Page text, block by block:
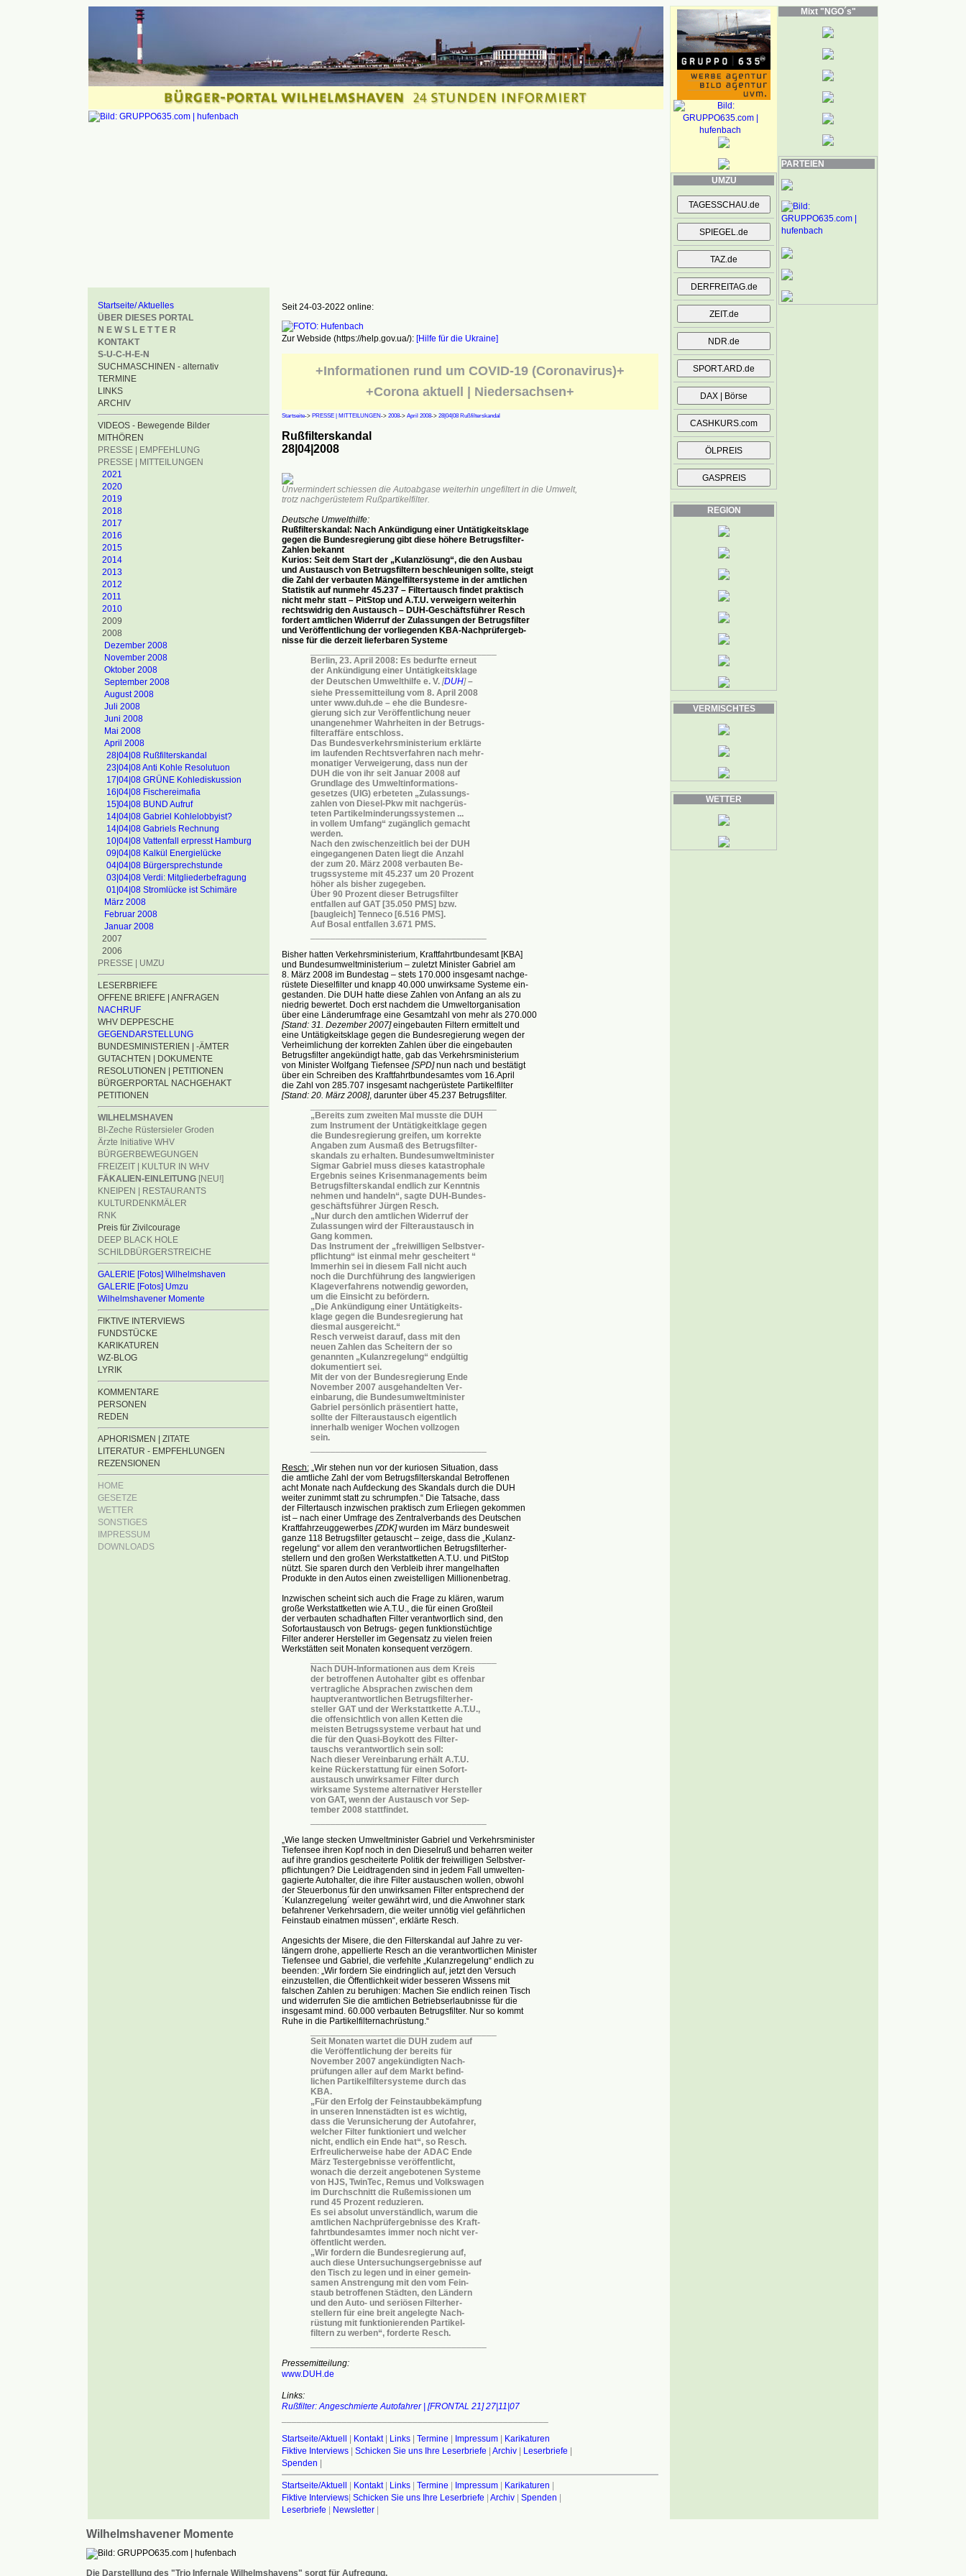
UMZU
REGION
VERMISCHTES
WETTER
Mixt "NGO´s"
PARTEIEN
Startseite/ Aktuelles
ÜBER DIESES PORTAL
N E W S L E T T E R
KONTAKT
S-U-C-H-E-N
SUCHMASCHINEN - alternativ
TERMINE
LINKS
ARCHIV
VIDEOS - Bewegende Bilder
MITHÖREN
PRESSE | EMPFEHLUNG
PRESSE | MITTEILUNGEN
2021
2020
2019
2018
2017
2016
2015
2014
2013
2012
2011
2010
2009
2008
Dezember 2008
November 2008
Oktober 2008
September 2008
August 2008
Juli 2008
Juni 2008
Mai 2008
April 2008
28|04|08 Rußfilterskandal
23|04|08 Anti Kohle Resolutuon
17|04|08 GRÜNE Kohlediskussion
16|04|08 Fischereimafia
15]04|08 BUND Aufruf
14|04|08 Gabriel Kohlelobbyist?
14|04|08 Gabriels Rechnung
10|04|08 Vattenfall erpresst Hamburg
09|04|08 Kalkül Energielücke
04|04|08 Bürgersprechstunde
03|04|08 Verdi: Mitgliederbefragung
01|04|08 Stromlücke ist Schimäre
März 2008
Februar 2008
Januar 2008
2007
2006
PRESSE | UMZU
LESERBRIEFE
OFFENE BRIEFE | ANFRAGEN
NACHRUF
WHV DEPPESCHE
GEGENDARSTELLUNG
BUNDESMINISTERIEN | -ÄMTER
GUTACHTEN | DOKUMENTE
RESOLUTIONEN | PETITIONEN
BÜRGERPORTAL NACHGEHAKT
PETITIONEN
WILHELMSHAVEN
BI-Zeche Rüstersieler Groden
Ärzte Initiative WHV
BÜRGERBEWEGUNGEN
FREIZEIT | KULTUR IN WHV
FÄKALIEN-EINLEITUNG [NEU!]
KNEIPEN | RESTAURANTS
KULTURDENKMÄLER
RNK
Preis für Zivilcourage
DEEP BLACK HOLE
SCHILDBÜRGERSTREICHE
GALERIE [Fotos] Wilhelmshaven
GALERIE [Fotos] Umzu
Wilhelmshavener Momente
FIKTIVE INTERVIEWS
FUNDSTÜCKE
KARIKATUREN
WZ-BLOG
LYRIK
KOMMENTARE
PERSONEN
REDEN
APHORISMEN | ZITATE
LITERATUR - EMPFEHLUNGEN
REZENSIONEN
HOME
GESETZE
WETTER
SONSTIGES
IMPRESSUM
DOWNLOADS
Seit 24-03-2022 online:
Zur Webside (https://help.gov.ua/): [Hilfe für die Ukraine]
+Informationen rund um COVID-19 (Coronavirus)+
+Corona aktuell | Niedersachsen+
Startseite-> PRESSE | MITTEILUNGEN-> 2008-> April 2008-> 28|04|08 Rußfilterskandal
Rußfilterskandal
28|04|2008
Unvermindert schiessen die Autoabgase weiterhin ungefiltert in die Umwelt,
trotz nachgerüstetem Rußpartikelfilter.
Deutsche Umwelthilfe:
Rußfilterskandal: Nach Ankündigung einer Untätigkeitsklage
gegen die Bundesregierung gibt diese höhere Betrugsfilter-
Zahlen bekannt
Kurios: Seit dem Start der „Kulanzlösung“, die den Ausbau
und Austausch von Betrugsfiltern beschleunigen sollte, steigt
die Zahl der verbauten Mängelfiltersysteme in der amtlichen
Statistik auf nunmehr 45.237 – Filtertausch findet praktisch
nicht mehr statt – PitStop und A.T.U. verweigern weiterhin
rechtswidrig den Austausch – DUH-Geschäftsführer Resch
fordert amtlichen Widerruf der Zulassungen der Betrugsfilter
und Veröffentlichung der vorliegenden KBA-Nachprüfergeb-
nisse für die derzeit lieferbaren Systeme
Berlin, 23. April 2008: Es bedurfte erneut
der Ankündigung einer Untätigkeitsklage
der Deutschen Umwelthilfe e. V. [DUH]–
siehe Pressemitteilung vom 8. April 2008
unter www.duh.de – ehe die Bundesre-
gierung sich zur Veröffentlichung neuer
unangenehmer Wahrheiten in der Betrugs-
filteraffäre entschloss.
Das Bundesverkehrsministerium erklärte
im laufenden Rechtsverfahren nach mehr-
monatiger Verweigerung, dass nun der
DUH die von ihr seit Januar 2008 auf
Grundlage des Umweltinformations-
gesetzes (UIG) erbeteten „Zulassungs-
zahlen von Diesel-Pkw mit nachgerüs-
teten Partikelminderungssystemen ...
in vollem Umfang“ zugänglich gemacht
werden.
Nach den zwischenzeitlich bei der DUH
eingegangenen Daten liegt die Anzahl
der zum 20. März 2008 verbauten Be-
trugssysteme mit 45.237 um 20 Prozent
höher als bisher zugegeben.
Über 90 Prozent dieser Betrugsfilter
entfallen auf GAT [35.050 PMS] bzw.
[baugleich] Tenneco [6.516 PMS].
Auf Bosal entfallen 3.671 PMS.
Bisher hatten Verkehrsministerium, Kraftfahrtbundesamt [KBA]
und Bundesumweltministerium – zuletzt Minister Gabriel am
8. März 2008 im Bundestag – stets 170.000 insgesamt nachge-
rüstete Dieselfilter und knapp 40.000 unwirksame Systeme ein-
gestanden. Die DUH hatte diese Zahlen von Anfang an als zu
niedrig bewertet. Doch erst nachdem die Umweltorganisation
über eine Länderumfrage eine Gesamtzahl von mehr als 270.000
[Stand: 31. Dezember 2007]eingebauten Filtern ermittelt und
eine Untätigkeitsklage gegen die Bundesregierung wegen der
Verheimlichung der korrekten Zahlen über die eingebauten
Betrugsfilter angekündigt hatte, gab das Verkehrsministerium
von Minister Wolfgang Tiefensee [SPD]nun nach und bestätigt
über ein Schreiben des Kraftfahrtbundesamtes vom 16.April
die Zahl von 285.707 insgesamt nachgerüstete Partikelfilter
[Stand: 20. März 2008], darunter über 45.237 Betrugsfilter.
„Bereits zum zweiten Mal musste die DUH
zum Instrument der Untätigkeitklage gegen
die Bundesregierung greifen, um korrekte
Angaben zum Ausmaß des Betrugsfilter-
skandals zu erhalten. Bundesumweltminister
Sigmar Gabriel muss dieses katastrophale
Ergebnis seines Krisenmanagements beim
Betrugsfilterskandal endlich zur Kenntnis
nehmen und handeln“, sagte DUH-Bundes-
geschäftsführer Jürgen Resch.
„Nur durch den amtlichen Widerruf der
Zulassungen wird der Filteraustausch in
Gang kommen.
Das Instrument der „freiwilligen Selbstver-
pflichtung“ ist einmal mehr gescheitert “
Immerhin sei in diesem Fall nicht auch
noch die Durchführung des langwierigen
Klageverfahrens notwendig geworden,
um die Einsicht zu befördern.
„Die Ankündigung einer Untätigkeits-
klage gegen die Bundesregierung hat
diesmal ausgereicht.“
Resch verweist darauf, dass mit den
neuen Zahlen das Scheitern der so
genannten „Kulanzregelung“ endgültig
dokumentiert sei.
Mit der von der Bundesregierung Ende
November 2007 ausgehandelten Ver-
einbarung, die Bundesumweltminister
Gabriel persönlich präsentiert hatte,
sollte der Filteraustausch eigentlich
innerhalb weniger Wochen vollzogen
sein.
Resch:„Wir stehen nun vor der kuriosen Situation, dass
die amtliche Zahl der vom Betrugsfilterskandal Betroffenen
acht Monate nach Aufdeckung des Skandals durch die DUH
weiter zunimmt statt zu schrumpfen.“ Die Tatsache, dass
der Filtertausch inzwischen praktisch zum Erliegen gekommen
ist – nach einer Umfrage des Zentralverbands des Deutschen
Kraftfahrzeuggewerbes [ZDK]wurden im März bundesweit
ganze 118 Betrugsfilter getauscht – zeige, dass die „Kulanz-
regelung“ vor allem den verantwortlichen Betrugsfilterher-
stellern und den großen Werkstattketten A.T.U. und PitStop
nützt. Sie sparen durch den Verbleib ihrer mangelhaften
Produkte in den Autos einen zweistelligen Millionenbetrag.
Inzwischen scheint sich auch die Frage zu klären, warum
große Werkstattketten wie A.T.U., die für einen Großteil
der verbauten schadhaften Filter verantwortlich sind, den
Sofortaustausch von Betrugs- gegen funktionstüchtige
Filter anderer Hersteller im Gegensatz zu vielen freien
Werkstätten seit Monaten konsequent verzögern.
Nach DUH-Informationen aus dem Kreis
der betroffenen Autohalter gibt es offenbar
vertragliche Absprachen zwischen dem
hauptverantwortlichen Betrugsfilterher-
steller GAT und der Werkstattkette A.T.U.,
die offensichtlich von allen Ketten die
meisten Betrugssysteme verbaut hat und
die für den Quasi-Boykott des Filter-
tauschs verantwortlich sein soll:
Nach dieser Vereinbarung erhält A.T.U.
keine Rückerstattung für einen Sofort-
austausch unwirksamer Filter durch
wirksame Systeme alternativer Hersteller
von GAT, wenn der Austausch vor Sep-
tember 2008 stattfindet.
„Wie lange stecken Umweltminister Gabriel und Verkehrsminister
Tiefensee ihren Kopf noch in den Dieselruß und beharren weiter
auf ihre grandios gescheiterte Politik der freiwilligen Selbstver-
pflichtungen? Die Leidtragenden sind in jedem Fall umwelten-
gagierte Autohalter, die ihre Filter austauschen wollen, obwohl
der Steuerbonus für den unwirksamen Filter entsprechend der
´Kulanzregelung´ weiter gewährt wird, und die Anwohner stark
befahrener Verkehrsadern, die weiter unnötig viel gefährlichen
Feinstaub einatmen müssen“, erklärte Resch.
Angesichts der Misere, die den Filterskandal auf Jahre zu ver-
längern drohe, appellierte Resch an die verantwortlichen Minister
Tiefensee und Gabriel, die verfehlte „Kulanzregelung“ endlich zu
beenden: „Wir fordern Sie eindringlich auf, jetzt den Versuch
einzustellen, die Öffentlichkeit wider besseren Wissens mit
falschen Zahlen zu beruhigen: Machen Sie endlich reinen Tisch
und widerrufen Sie die amtlichen Betriebserlaubnisse für die
insgesamt mind. 60.000 verbauten Betrugsfilter. Nur so kommt
Ruhe in die Partikelfilternachrüstung.“
Seit Monaten wartet die DUH zudem auf
die Veröffentlichung der bereits für
November 2007 angekündigten Nach-
prüfungen aller auf dem Markt befind-
lichen Partikelfiltersysteme durch das
KBA.
„Für den Erfolg der Feinstaubbekämpfung
in unseren Innenstädten ist es wichtig,
dass die Verunsicherung der Autofahrer,
welcher Filter funktioniert und welcher
nicht, endlich ein Ende hat“, so Resch.
Erfreulicherweise habe der ADAC Ende
März Testergebnisse veröffentlicht,
wonach die derzeit angebotenen Systeme
von HJS, TwinTec, Remus und Volkswagen
im Durchschnitt die Rußemissionen um
rund 45 Prozent reduzieren.
Es sei absolut unverständlich, warum die
amtlichen Nachprüfergebnisse des Kraft-
fahrtbundesamtes immer noch nicht ver-
öffentlicht werden.
„Wir fordern die Bundesregierung auf,
auch diese Untersuchungsergebnisse auf
den Tisch zu legen und in einer gemein-
samen Anstrengung mit den vom Fein-
staub betroffenen Städten, den Ländern
und den Auto- und seriösen Filterher-
stellern für eine breit angelegte Nach-
rüstung mit funktionierenden Partikel-
filtern zu werben“, forderte Resch.
Pressemitteilung:
www.DUH.de
Links:
Rußfilter: Angeschmierte Autofahrer | [FRONTAL 21] 27|11|07
Startseite/Aktuell Kontakt| Links Termine Impressum|
Karikaturen
Fiktive Interviews| Schicken Sie uns Ihre Leserbriefe Archiv| Leserbriefe
Spenden
Startseite/Aktuell Kontakt| Links| Termine Impressum| Karikaturen
Fiktive Interviews| Schicken Sie uns Ihre Leserbriefe Archiv| Spenden
Leserbriefe
Newsletter|
Wilhelmshavener Momente
Die Darstelllung des "Trio Infernale Wilhelmshavens" sorgt für Aufregung.